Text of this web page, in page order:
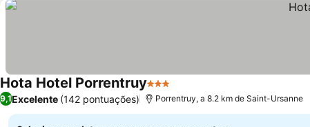
Hota Hotel Porrentruy3 Estrelas
9,1Excelente (142 pontuações) Porrentruy, a 8.2 km de Saint-Ursanne